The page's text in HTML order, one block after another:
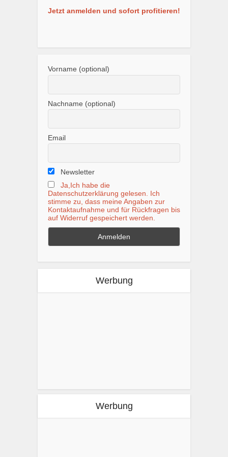
Jetzt anmelden und sofort profitieren!
Vorname (optional)
Nachname (optional)
Email
Newsletter
Ja,Ich habe die
Datenschutzerklärung gelesen. Ich
stimme zu, dass meine Angaben zur
Kontaktaufnahme und für Rückfragen bis
auf Widerruf gespeichert werden.
Werbung
Werbung